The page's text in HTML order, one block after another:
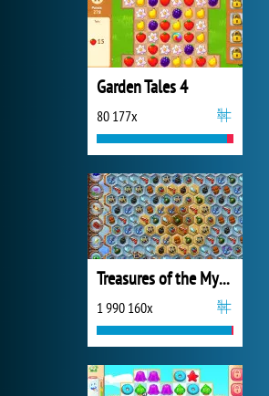
Garden Tales 4
80 177x
Treasures of the Mystic Sea
1 990 160x